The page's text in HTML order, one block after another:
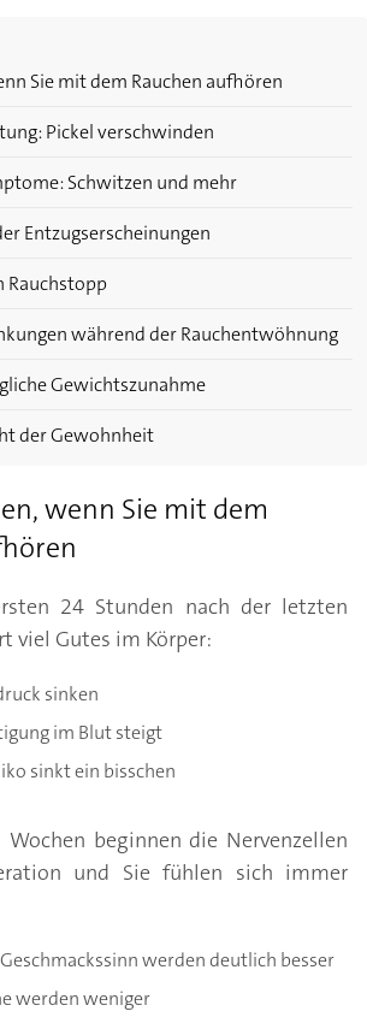
Sie mit dem Rauchen aufhören
Pickel verschwinden
Schwitzen und mehr
Entzugserscheinungen
Rauchstopp
während der Rauchentwöhnung
Gewichtszunahme
der Gewohnheit
wenn Sie mit dem
24 Stunden nach der letzten
viel Gutes im Körper:
sinken
im Blut steigt
sinkt ein bisschen
beginnen die Nervenzellen
und Sie fühlen sich immer
werden deutlich besser
werden weniger